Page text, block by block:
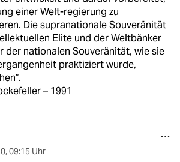
einer Welt-regierung zu
Die supranationale Souveränität
Elite und der Weltbänker
der nationalen Souveränität, wie sie
praktiziert wurde,
– 1991
, 09:15 Uhr